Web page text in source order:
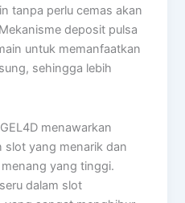
tanpa perlu cemas akan
deposit pulsa
untuk memanfaatkan
sehingga lebih
menawarkan
slot yang menarik dan
yang tinggi.
dalam slot